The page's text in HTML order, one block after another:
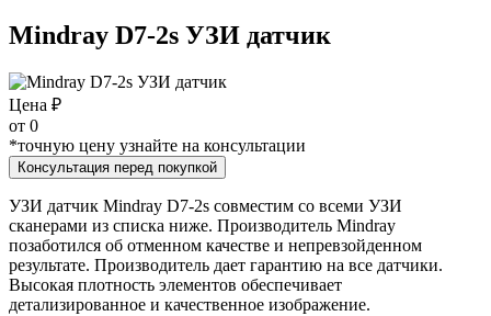
Mindray D7-2s УЗИ датчик
Цена ₽
от 0
*точную цену узнайте на консультации
Консультация перед покупкой
УЗИ датчик Mindray D7-2s совместим со всеми УЗИ
сканерами из списка ниже. Производитель Mindray
позаботился об отменном качестве и непревзойденном
результате. Производитель дает гарантию на все датчики.
Высокая плотность элементов обеспечивает
детализированное и качественное изображение.